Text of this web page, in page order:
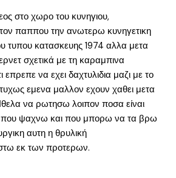
στο χωρο του κυνηγιου,
παππου την ανωτερω κυνηγετικη
τυπου κατασκευης 1974 αλλα μετα
σχετικά με τη καραμπινα
επρεπε να εχει δαχτυλιδια μαζι με το
εμενα μαλλον εχουν χαθει μετα
να ρωτησω λοιπον ποσα είναι
που ψαχνω και που μπορω να τα βρω
αυτη η θρυλική
εκ των προτερων.